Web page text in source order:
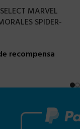
MARVEL
SPIDER-
recompensa